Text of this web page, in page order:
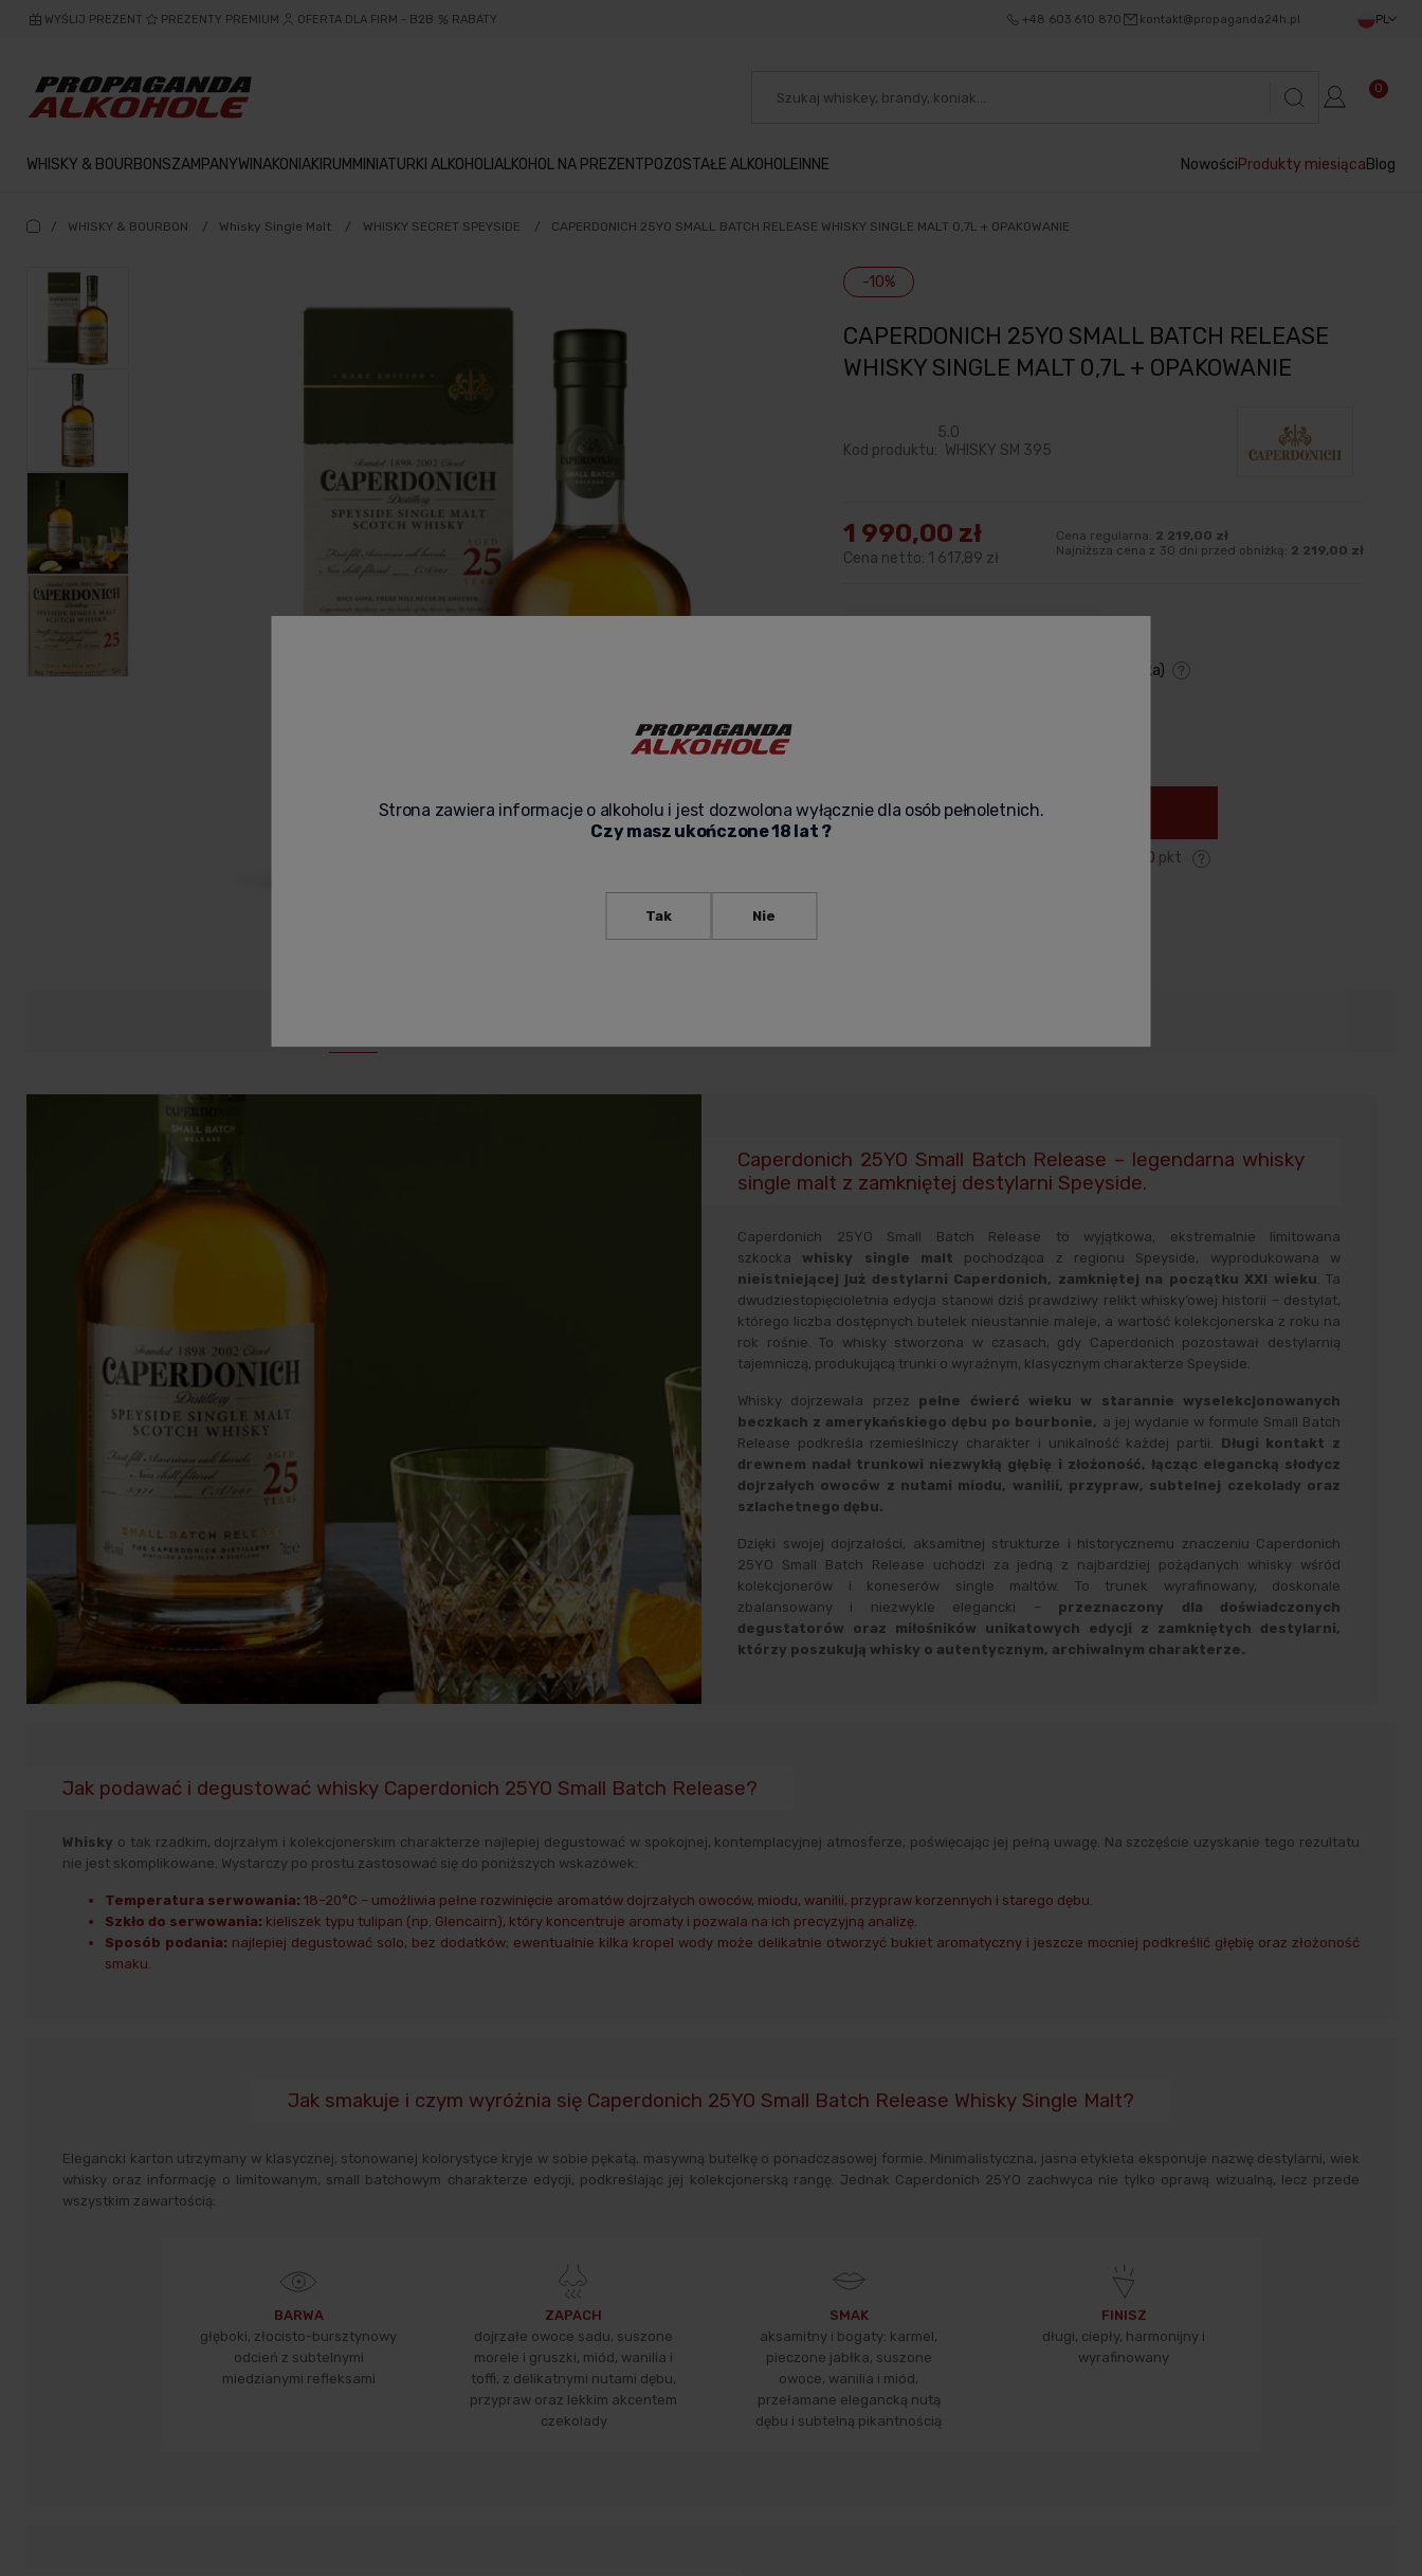
WYŚLIJ PREZENT PREZENTY PREMIUM OFERTA DLA FIRM - B2B RABATY +48 603 610 870 kontakt@propaganda24h.pl PL
0
WHISKY & BOURBONSZAMPANYWINAKONIAKI RUM MINIATURKI ALKOHOLIALKOHOL NA PREZENTPOZOSTAŁE ALKOHOLE INNE NowościProdukty miesiącaBlog
/ WHISKY & BOURBON / Whisky Single Malt / WHISKY SECRET SPEYSIDE / CAPERDONICH 25YO SMALL BATCH RELEASE WHISKY SINGLE MALT 0,7L + OPAKOWANIE
-10%
CAPERDONICH 25YO SMALL BATCH RELEASE
WHISKY SINGLE MALT 0,7L + OPAKOWANIE
5.0
Kod produktu: WHISKY SM 395
1 990,00 zł
Cena netto: 1 617,89 zł
Cena regularna: 2 219,00 zł
Najniższa cena z 30 dni przed obniżką: 2 219,00 zł
(Polska)
Do koszyka
3 980 pkt
Caperdonich 25YO Small Batch Release – legendarna whisky
single malt z zamkniętej destylarni Speyside.
Caperdonich 25YO Small Batch Release to wyjątkowa, ekstremalnie limitowana
szkocka whisky single malt pochodząca z regionu Speyside, wyprodukowana w
nieistniejącej już destylarni Caperdonich, zamkniętej na początku XXI wieku. Ta
dwudziestopięcioletnia edycja stanowi dziś prawdziwy relikt whisky’owej historii – destylat,
którego liczba dostępnych butelek nieustannie maleje, a wartość kolekcjonerska z roku na
rok rośnie. To whisky stworzona w czasach, gdy Caperdonich pozostawał destylarnią
tajemniczą, produkującą trunki o wyraźnym, klasycznym charakterze Speyside.
Whisky dojrzewała przez pełne ćwierć wieku w starannie wyselekcjonowanych
beczkach z amerykańskiego dębu po bourbonie, a jej wydanie w formule Small Batch
Release podkreśla rzemieślniczy charakter i unikalność każdej partii. Długi kontakt z
drewnem nadał trunkowi niezwykłą głębię i złożoność, łącząc elegancką słodycz
dojrzałych owoców z nutami miodu, wanilii, przypraw, subtelnej czekolady oraz
szlachetnego dębu.
Dzięki swojej dojrzałości, aksamitnej strukturze i historycznemu znaczeniu Caperdonich
25YO Small Batch Release uchodzi za jedną z najbardziej pożądanych whisky wśród
kolekcjonerów i koneserów single maltów. To trunek wyrafinowany, doskonale
zbalansowany i niezwykle elegancki – przeznaczony dla doświadczonych
degustatorów oraz miłośników unikatowych edycji z zamkniętych destylarni,
którzy poszukują whisky o autentycznym, archiwalnym charakterze.
Jak podawać i degustować whisky Caperdonich 25YO Small Batch Release?
Whisky o tak rzadkim, dojrzałym i kolekcjonerskim charakterze najlepiej degustować w spokojnej, kontemplacyjnej atmosferze, poświęcając jej pełną uwagę. Na szczęście uzyskanie tego rezultatu
nie jest skomplikowane. Wystarczy po prostu zastosować się do poniższych wskazówek:
Temperatura serwowania: 18–20°C – umożliwia pełne rozwinięcie aromatów dojrzałych owoców, miodu, wanilii, przypraw korzennych i starego dębu.
Szkło do serwowania: kieliszek typu tulipan (np. Glencairn), który koncentruje aromaty i pozwala na ich precyzyjną analizę.
Sposób podania: najlepiej degustować solo, bez dodatków; ewentualnie kilka kropel wody może delikatnie otworzyć bukiet aromatyczny i jeszcze mocniej podkreślić głębię oraz złożoność
smaku.
Jak smakuje i czym wyróżnia się Caperdonich 25YO Small Batch Release Whisky Single Malt?
Elegancki karton utrzymany w klasycznej, stonowanej kolorystyce kryje w sobie pękatą, masywną butelkę o ponadczasowej formie. Minimalistyczna, jasna etykieta eksponuje nazwę destylarni, wiek
whisky oraz informację o limitowanym, small batchowym charakterze edycji, podkreślając jej kolekcjonerską rangę. Jednak Caperdonich 25YO zachwyca nie tylko oprawą wizualną, lecz przede
wszystkim zawartością:
BARWA
głęboki, złocisto-bursztynowy
odcień z subtelnymi
miedzianymi refleksami
ZAPACH
dojrzałe owoce sadu, suszone
morele i gruszki, miód, wanilia i
toffi, z delikatnymi nutami dębu,
przypraw oraz lekkim akcentem
czekolady
SMAK
aksamitny i bogaty: karmel,
pieczone jabłka, suszone
owoce, wanilia i miód,
przełamane elegancką nutą
dębu i subtelną pikantnością
FINISZ
długi, ciepły, harmonijny i
wyrafinowany
Strona zawiera informacje o alkoholu i jest dozwolona wyłącznie dla osób pełnoletnich.
Czy masz ukończone 18 lat ?
Tak Nie